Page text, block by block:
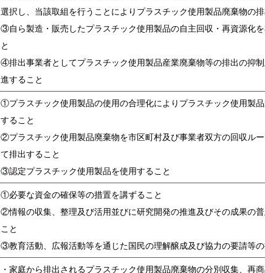
選択し、当該取組を行うことによりプラスチック使用製品廃棄物の
③自ら製造・販売したプラスチック使用製品の自主回収・再資源化を
と
④排出事業者としてプラスチック使用製品産業廃棄物等の排出の抑
進すること
①プラスチック使用製品の使用の合理化によりプラスチック使用製
すること
②プラスチック使用製品廃棄物を市区町村及び事業者双方の回収ル
て排出すること
③認定プラスチック使用製品を使用すること
①必要な資金の確保等の措置を講ずること
②情報の収集、整理及び活用並びに研究開発の推進及びその成果の
こと
③教育活動、広報活動等を通じた国民の理解醸成及び協力の要請等
・家庭から排出されるプラスチック使用製品廃棄物の分別収集、再